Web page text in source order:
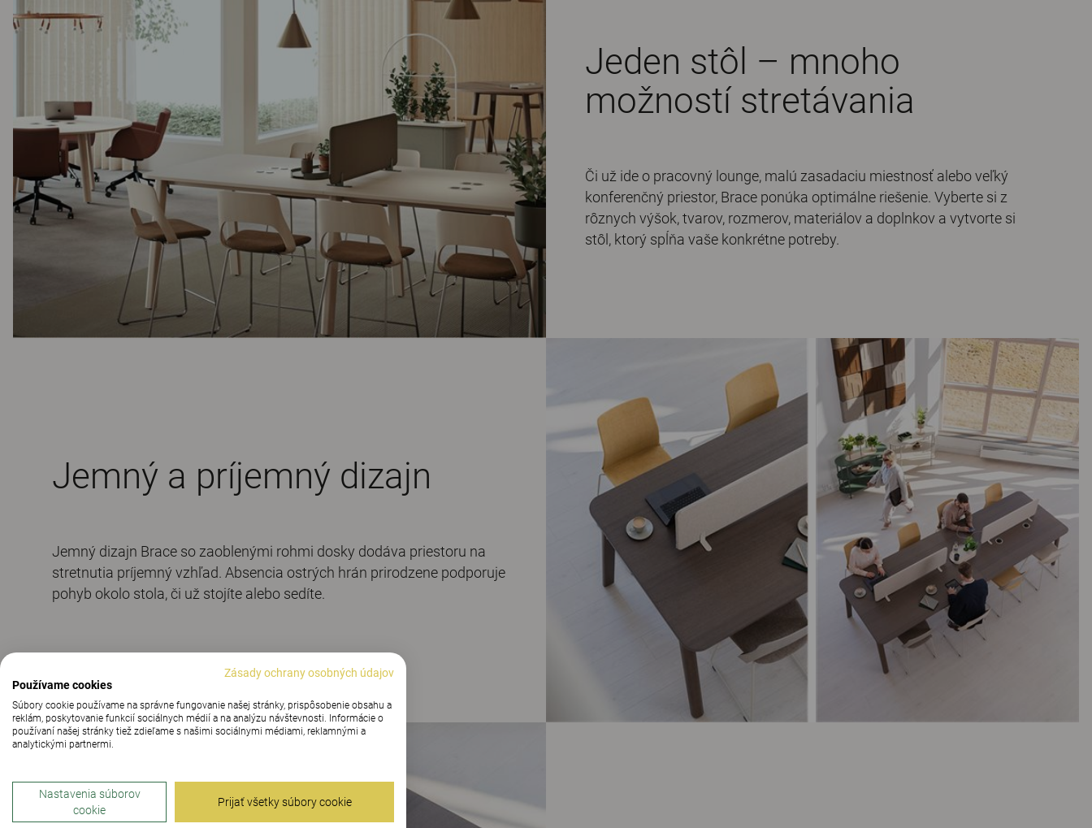
Jeden stôl – mnoho
možností stretávania
Či už ide o pracovný lounge, malú zasadaciu miestnosť alebo veľký
konferenčný priestor, Brace ponúka optimálne riešenie. Vyberte si z
rôznych výšok, tvarov, rozmerov, materiálov a doplnkov a vytvorte si
stôl, ktorý spĺňa vaše konkrétne potreby.
Jemný a príjemný dizajn
Jemný dizajn Brace so zaoblenými rohmi dosky dodáva priestoru na
stretnutia príjemný vzhľad. Absencia ostrých hrán prirodzene podporuje
pohyb okolo stola, či už stojíte alebo sedíte.
Zásady ochrany osobných údajov
Používame cookies
Súbory cookie používame na správne fungovanie našej stránky, prispôsobenie obsahu a
reklám, poskytovanie funkcií sociálnych médií a na analýzu návštevnosti. Informácie o
používaní našej stránky tiež zdieľame s našimi sociálnymi médiami, reklamnými a
analytickými partnermi.
Nastavenia súborov
cookie
Prijať všetky súbory cookie